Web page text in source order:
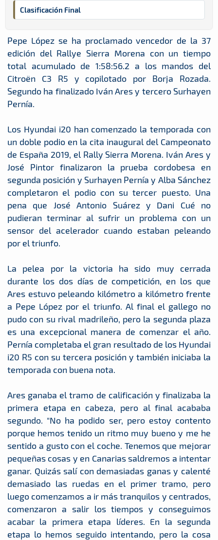
Clasificación Final
Pepe López se ha proclamado vencedor de la 37
edición del Rallye Sierra Morena con un tiempo
total acumulado de 1:58:56.2 a los mandos del
Citroën C3 R5 y copilotado por Borja Rozada.
Segundo ha finalizado Iván Ares y tercero Surhayen
Pernía.
Los Hyundai i20 han comenzado la temporada con
un doble podio en la cita inaugural del Campeonato
de España 2019, el Rally Sierra Morena. Iván Ares y
José Pintor finalizaron la prueba cordobesa en
segunda posición y Surhayen Pernía y Alba Sánchez
completaron el podio con su tercer puesto. Una
pena que José Antonio Suárez y Dani Cué no
pudieran terminar al sufrir un problema con un
sensor del acelerador cuando estaban peleando
por el triunfo.
La pelea por la victoria ha sido muy cerrada
durante los dos días de competición, en los que
Ares estuvo peleando kilómetro a kilómetro frente
a Pepe López por el triunfo. Al final el gallego no
pudo con su rival madrileño, pero la segunda plaza
es una excepcional manera de comenzar el año.
Pernía completaba el gran resultado de los Hyundai
i20 R5 con su tercera posición y también iniciaba la
temporada con buena nota.
Ares ganaba el tramo de calificación y finalizaba la
primera etapa en cabeza, pero al final acababa
segundo. "No ha podido ser, pero estoy contento
porque hemos tenido un ritmo muy bueno y me he
sentido a gusto con el coche. Tenemos que mejorar
pequeñas cosas y en Canarias saldremos a intentar
ganar. Quizás salí con demasiadas ganas y calenté
demasiado las ruedas en el primer tramo, pero
luego comenzamos a ir más tranquilos y centrados,
comenzaron a salir los tiempos y conseguimos
acabar la primera etapa líderes. En la segunda
etapa lo hemos seguido intentando, pero la cosa